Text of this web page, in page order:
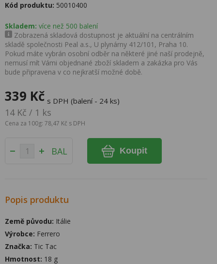
Kód produktu: 50010400
Skladem: více než 500 balení
Zobrazená skladová dostupnost je aktuální na centrálním
skladě společnosti Peal a.s., U plynárny 412/101, Praha 10.
Pokud máte vybrán osobní odběr na některé jiné naší prodejně,
nemusí mít Vámi objednané zboží skladem a zakázka pro Vás
bude připravena v co nejkratší možné době.
339 Kč s DPH (balení - 24 ks)
14 Kč / 1 ks
Cena za 100g: 78,47 Kč s DPH
BAL Koupit
Popis produktu
Země původu: Itálie
Výrobce: Ferrero
Značka: Tic Tac
Hmotnost: 18 g